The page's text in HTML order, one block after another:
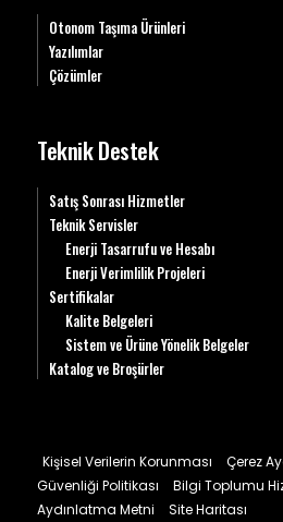
Otonom Taşıma Ürünleri
Yazılımlar
Çözümler
Teknik Destek
Satış Sonrası Hizmetler
Teknik Servisler
Enerji Tasarrufu ve Hesabı
Enerji Verimlilik Projeleri
Sertifikalar
Kalite Belgeleri
Sistem ve Ürüne Yönelik Belgeler
Katalog ve Broşürler
Kişisel Verilerin Korunması Çerez
Güvenliği Politikası
Bilgi Toplumu
Aydınlatma Metni
Site Haritası